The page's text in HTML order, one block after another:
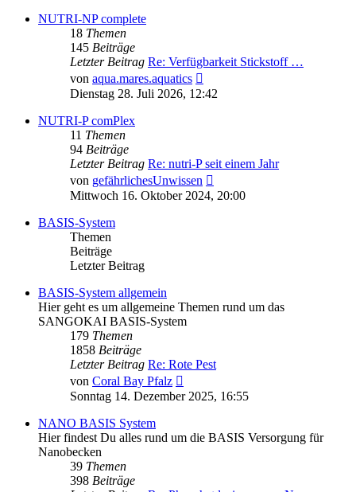
NUTRI-NP complete
18 Themen
145 Beiträge
Letzter Beitrag Re: Verfügbarkeit Stickstoff …
von aqua.mares.aquatics
Beitrag
Dienstag 28. Juli 2026, 12:42
NUTRI-P comPlex
11 Themen
94 Beiträge
Letzter Beitrag Re: nutri-P seit einem Jahr
von gefährlichesUnwissen
Beitrag
Mittwoch 16. Oktober 2024, 20:00
BASIS-System
Themen
Beiträge
Letzter Beitrag
BASIS-System allgemein
Hier geht es um allgemeine Themen rund um das
SANGOKAI BASIS-System
179 Themen
1858 Beiträge
Letzter Beitrag Re: Rote Pest
von Coral Bay Pfalz
Beitrag
Sonntag 14. Dezember 2025, 16:55
NANO BASIS System
Hier findest Du alles rund um die BASIS Versorgung für
Nanobecken
39 Themen
398 Beiträge